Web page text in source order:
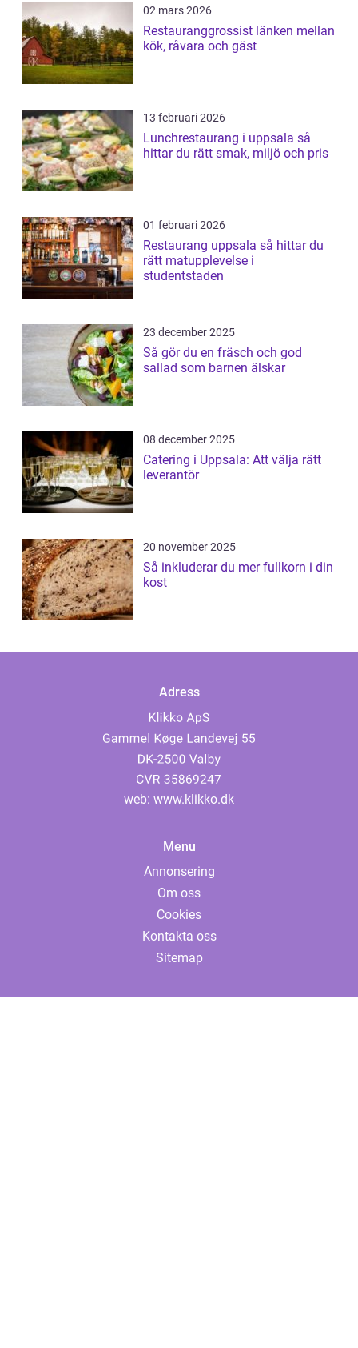
02 mars 2026
Restauranggrossist länken mellan
kök, råvara och gäst
13 februari 2026
Lunchrestaurang i uppsala så
hittar du rätt smak, miljö och pris
01 februari 2026
Restaurang uppsala så hittar du
rätt matupplevelse i
studentstaden
23 december 2025
Så gör du en fräsch och god
sallad som barnen älskar
08 december 2025
Catering i Uppsala: Att välja rätt
leverantör
20 november 2025
Så inkluderar du mer fullkorn i din
kost
Adress
web: www.klikko.dk
Menu
Annonsering
Om oss
Cookies
Kontakta oss
Sitemap